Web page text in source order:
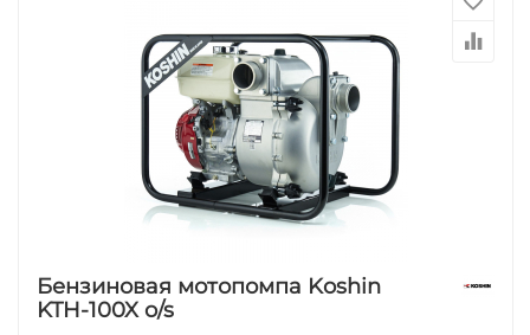
Бензиновая мотопомпа Koshin
KTH-100X o/s